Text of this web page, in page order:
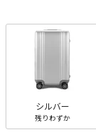
シルバー
残りわずか